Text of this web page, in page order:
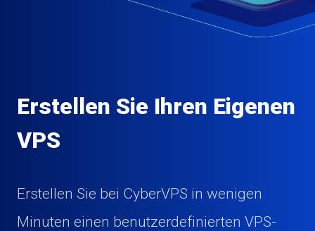
Erstellen Sie Ihren Eigenen
VPS
Erstellen Sie bei CyberVPS in wenigen
Minuten einen benutzerdefinierten VPS-